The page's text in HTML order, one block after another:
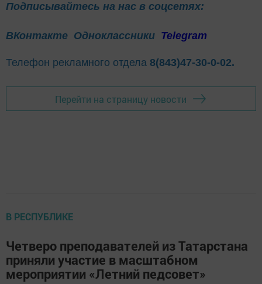
Подписывайтесь на нас в соцсетях:
ВКонтакте Одноклассники Telegram
Телефон рекламного отдела 8(843)47-30-0-02.
Перейти на страницу новости
В РЕСПУБЛИКЕ
Четверо преподавателей из Татарстана
приняли участие в масштабном
мероприятии «Летний педсовет»